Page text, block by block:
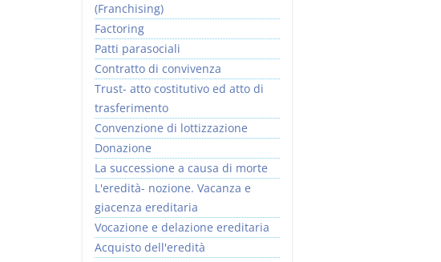
(Franchising)
Factoring
Patti parasociali
Contratto di convivenza
Trust- atto costitutivo ed atto di
trasferimento
Convenzione di lottizzazione
Donazione
La successione a causa di morte
L'eredità- nozione. Vacanza e
giacenza ereditaria
Vocazione e delazione ereditaria
Acquisto dell'eredità